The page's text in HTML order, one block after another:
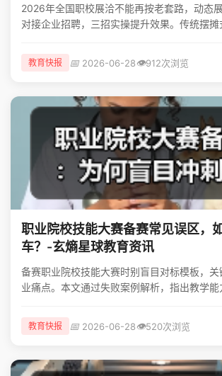
2026年全国职校展洽不能再按老套路，动态
对接企业招聘，三招实操提升效果。传统摆摊
教育快报 📅2026-06-28👁️912次浏览
职业院校技能大赛备赛常见误区，
车？-玄熵星球教育资讯
备赛职业院校技能大赛时别盲目对标模板，
业痛点。本文通过失败案例解析，指出教学能
教育快报 📅2026-06-28👁️520次浏览